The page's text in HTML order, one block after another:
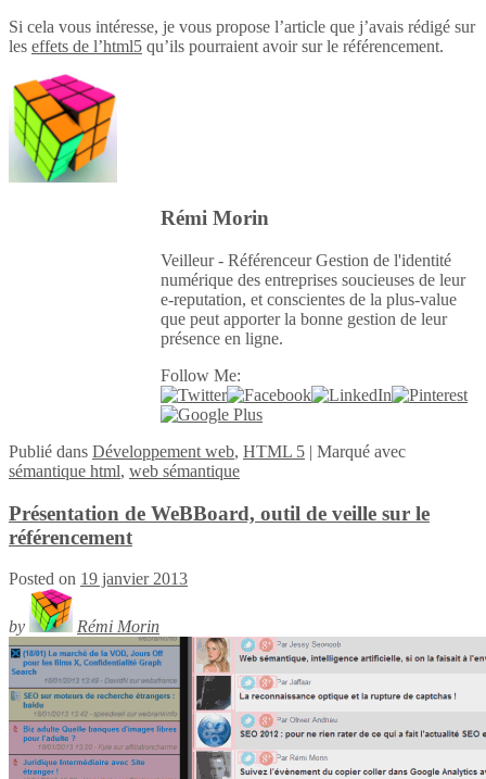
Si cela vous intéresse, je vous propose l’article que j’avais rédigé sur
les effets de l’html5 qu’ils pourraient avoir sur le référencement.
Rémi Morin
Veilleur - Référenceur Gestion de l'identité
numérique des entreprises soucieuses de leur
e-reputation, et conscientes de la plus-value
que peut apporter la bonne gestion de leur
présence en ligne.
Follow Me:
Publié dans Développement web, HTML 5 | Marqué avec
sémantique html, web sémantique
Présentation de WeBBoard, outil de veille sur le
référencement
Posted on 19 janvier 2013
by Rémi Morin